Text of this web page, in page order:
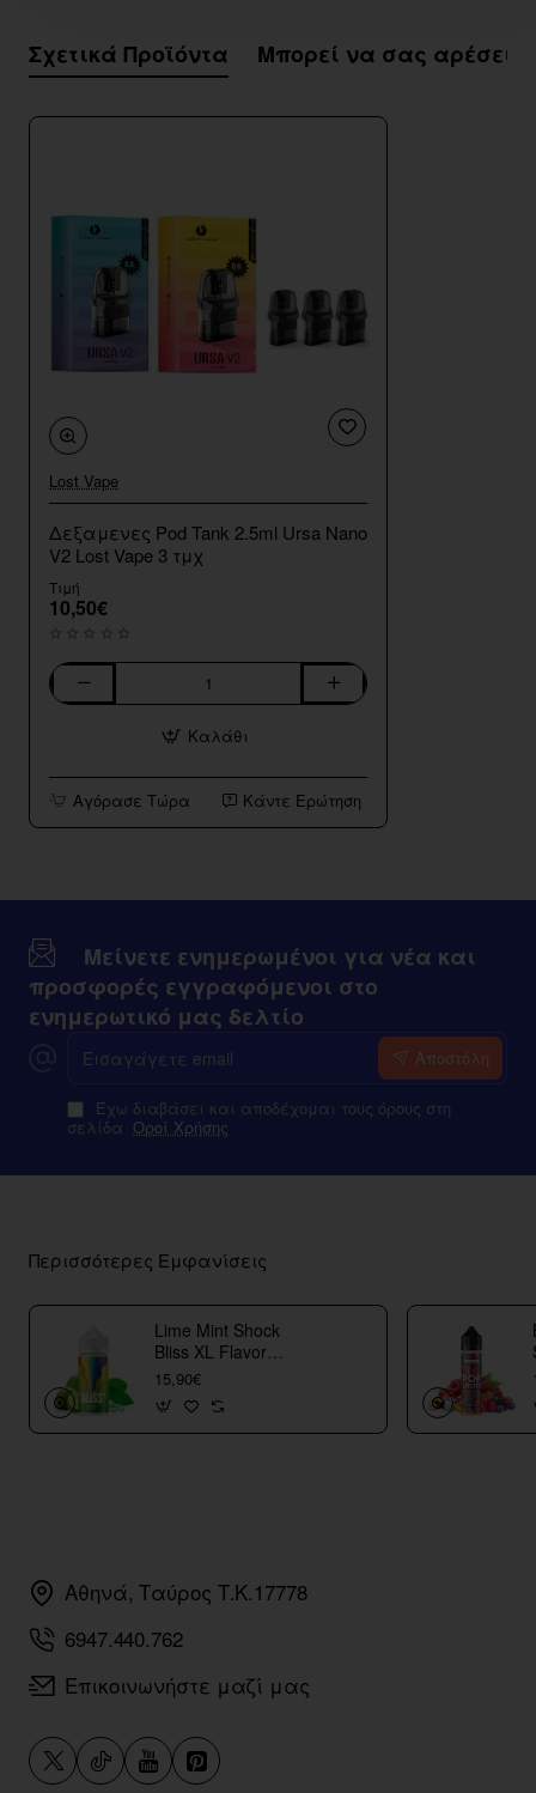
Σχετικά Προϊόντα Μπορεί να σας αρέσει
Lost Vape
Δεξαμενες Pod Tank 2.5ml Ursa Nano
V2 Lost Vape 3 τμχ
Τιμή
10,50€
Δεξαμενες
Ursa
Nano
V2
3
Καλάθι
Αγόρασε Τώρα Κάντε Ερώτηση
Μείνετε ενημερωμένοι για νέα και
προσφορές εγγραφόμενοι στο
ενημερωτικό μας δελτίο
email
Αποστόλη
Έχω διαβάσει και αποδέχομαι τους όρους στη
σελίδα Οροί Χρήσης
Περισσότερες Εμφανίσεις
Lime Mint Shock
Bliss XL Flavor
Shots
15,90€
Αθηνά, Ταύρος Τ.Κ.17778
6947.440.762
Επικοινωνήστε μαζί μας